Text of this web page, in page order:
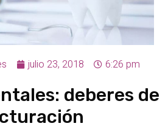
julio 23, 2018 6:26 pm
deberes de